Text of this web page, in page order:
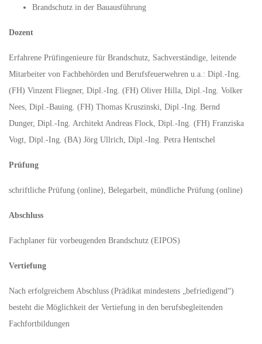
Brandschutz in der Bauausführung
Dozent
Erfahrene Prüfingenieure für Brandschutz, Sachverständige, leitende
Mitarbeiter von Fachbehörden und Berufsfeuerwehren u.a.: Dipl.-Ing.
(FH) Vinzent Fliegner, Dipl.-Ing. (FH) Oliver Hilla, Dipl.-Ing. Volker
Nees, Dipl.-Bauing. (FH) Thomas Kruszinski, Dipl.-Ing. Bernd
Dunger, Dipl.-Ing. Architekt Andreas Flock, Dipl.-Ing. (FH) Franziska
Vogt, Dipl.-Ing. (BA) Jörg Ullrich, Dipl.-Ing. Petra Hentschel
Prüfung
schriftliche Prüfung (online), Belegarbeit, mündliche Prüfung (online)
Abschluss
Fachplaner für vorbeugenden Brandschutz (EIPOS)
Vertiefung
Nach erfolgreichem Abschluss (Prädikat mindestens „befriedigend“)
besteht die Möglichkeit der Vertiefung in den berufsbegleitenden
Fachfortbildungen